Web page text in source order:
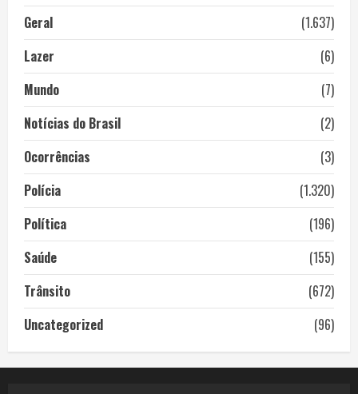
Geral
(1.637)
Lazer
(6)
Mundo
(7)
Notícias do Brasil
(2)
Ocorrências
(3)
Polícia
(1.320)
Política
(196)
Saúde
(155)
Trânsito
(672)
Uncategorized
(96)